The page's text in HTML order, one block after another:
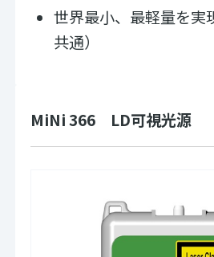
世界最小、最軽量を実
共通）
MiNi 366 LD可視光源